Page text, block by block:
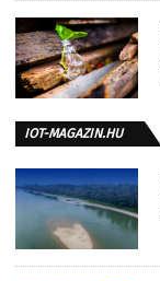
IOT-MAGAZIN.HU